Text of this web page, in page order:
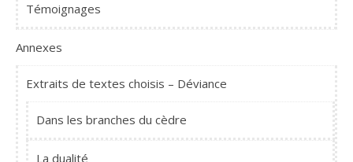
Témoignages
Annexes
Extraits de textes choisis – Déviance
Dans les branches du cèdre
La dualité